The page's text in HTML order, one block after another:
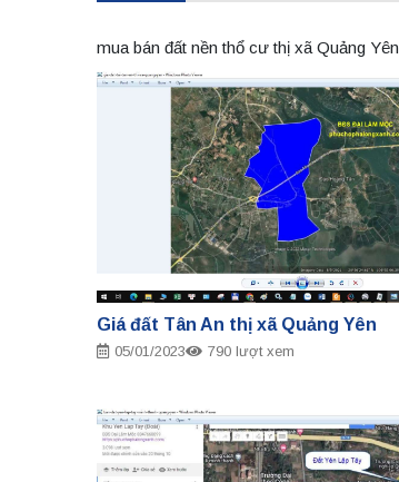
mua bán đất nền thổ cư thị xã Quảng Yên
Giá đất Tân An thị xã Quảng Yên
05/01/2023 790 lượt xem